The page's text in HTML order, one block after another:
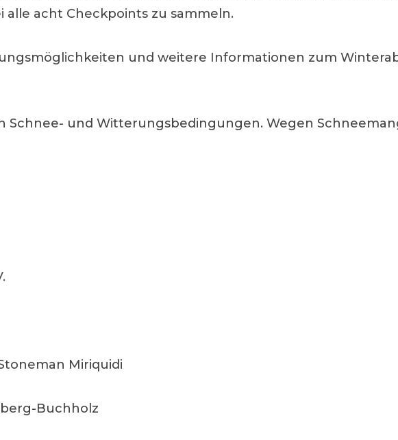
acht Checkpoints zu sammeln.
und weitere Informationen zum
Schnee- und Witterungsbedingungen. Wegen
Miriquidi
Buchholz